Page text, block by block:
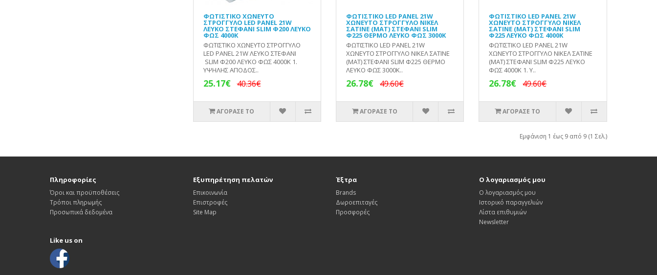
ΦΩΤΙΣΤΙΚΟ ΧΩΝΕΥΤΟ
ΣΤΡΟΓΓΥΛΟ LED PANEL 21W
ΛΕΥΚΟ ΣΤΕΦΑΝΙ SLIM Φ200 ΛΕΥΚΟ
ΦΩΣ 4000Κ
ΦΩΤΙΣΤΙΚΟ ΧΩΝΕΥΤΟ ΣΤΡΟΓΓΥΛΟ
LED PANEL 21W ΛΕΥΚΟ ΣΤΕΦΑΝΙ
SLIM Φ200 ΛΕΥΚΟ ΦΩΣ 4000Κ 1.
ΥΨΗΛΗΣ ΑΠΟΔΟΣ..
25.17€ 40.36€
ΑΓΟΡΑΣΕ ΤΟ
ΦΩΤΙΣΤΙΚΟ LED PANEL 21W
ΧΩΝΕΥΤΟ ΣΤΡΟΓΓΥΛΟ ΝΙΚΕΛ
ΣΑΤΙΝΕ (ΜΑΤ) ΣΤΕΦΑΝΙ SLIM
Φ225 ΘΕΡΜΟ ΛΕΥΚΟ ΦΩΣ 3000Κ
ΦΩΤΙΣΤΙΚΟ LED PANEL 21W
ΧΩΝΕΥΤΟ ΣΤΡΟΓΓΥΛΟ ΝΙΚΕΛ ΣΑΤΙΝΕ
(ΜΑΤ) ΣΤΕΦΑΝΙ SLIM Φ225 ΘΕΡΜΟ
ΛΕΥΚΟ ΦΩΣ 3000Κ..
26.78€ 49.60€
ΑΓΟΡΑΣΕ ΤΟ
ΦΩΤΙΣΤΙΚΟ LED PANEL 21W
ΧΩΝΕΥΤΟ ΣΤΡΟΓΓΥΛΟ ΝΙΚΕΛ
ΣΑΤΙΝΕ (ΜΑΤ) ΣΤΕΦΑΝΙ SLIM
Φ225 ΛΕΥΚΟ ΦΩΣ 4000Κ
ΦΩΤΙΣΤΙΚΟ LED PANEL 21W
ΧΩΝΕΥΤΟ ΣΤΡΟΓΓΥΛΟ ΝΙΚΕΛ ΣΑΤΙΝΕ
(ΜΑΤ) ΣΤΕΦΑΝΙ SLIM Φ225 ΛΕΥΚΟ
ΦΩΣ 4000Κ 1. Υ..
26.78€ 49.60€
ΑΓΟΡΑΣΕ ΤΟ
Εμφάνιση 1 έως 9 από 9 (1 Σελ.)
Πληροφορίες
Όροι και προϋποθέσεις
Τρόποι πληρωμής
Προσωπικά δεδομένα
Εξυπηρέτηση πελατών
Επικοινωνία
Επιστροφές
Site Map
Έξτρα
Brands
Δωροεπιταγές
Προσφορές
Ο λογαριασμός μου
Ο λογαριασμός μου
Ιστορικό παραγγελιών
Λίστα επιθυμιών
Newsletter
Like us on